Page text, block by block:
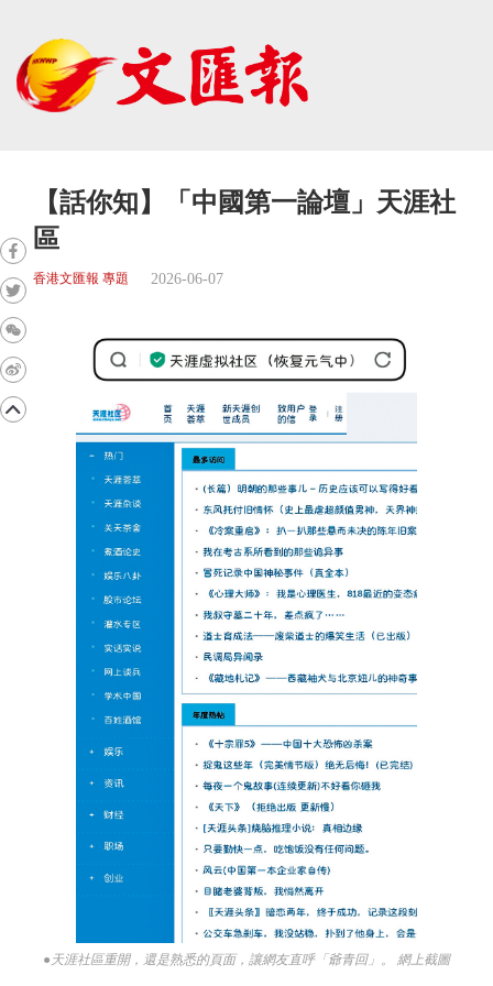
【話你知】「中國第一論壇」天涯社
區
香港文匯報 專題 2026-06-07
●天涯社區重開，還是熟悉的頁面，讓網友直呼「爺青回」。 網上截圖